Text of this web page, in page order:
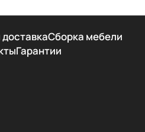
Сборка мебели
Гарантии